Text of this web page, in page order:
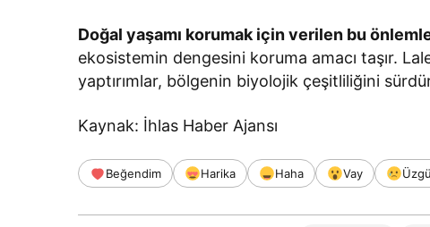
Doğal yaşamı korumak için verilen bu
ekosistemin dengesini koruma amacı taşır.
yaptırımlar, bölgenin biyolojik çeşitliliğini
Kaynak: İhlas Haber Ajansı
Beğendim Harika Haha Vay